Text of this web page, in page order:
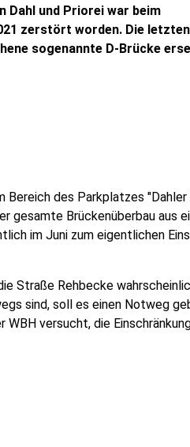
Dahl und Priorei war beim
zerstört worden. Die
sogenannte D-Brücke
des Parkplatzes "Dahler
gesamte Brückenüberbau aus
im Juni zum eigentlichen
Straße Rehbecke
sind, soll es einen Notweg
versucht, die